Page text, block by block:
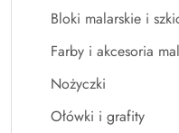
Bloki malarskie i
Farby i akcesoria
Nożyczki
Ołówki i grafity